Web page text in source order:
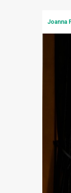
Joanna